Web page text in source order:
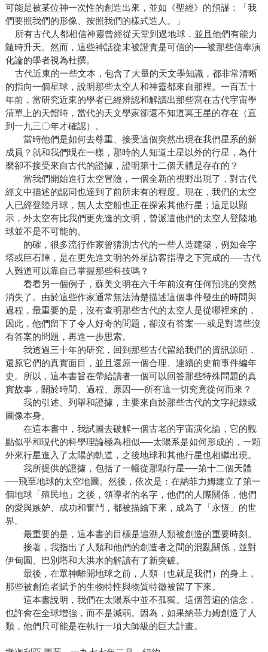
可能是被某位神一次性的創造出來，並如《聖經》的預謀：「我
們要照我們的形像、按照我們的樣式造人。」
所有古代人都相信神靈曾經從天堂到過地球，並且他們有能力
隨時升天。然而，這些神話從未被證實是可信的──被那些信奉演
化論的學者視為杜撰。
古代近東的一些文本，包含了大量的天文學知識，都非常清晰
的指向一個星球，說明那些太空人和神靈都來自那裡。一百五十
年前，當研究近東的學者已經辨認和解讀出那些寫在古代宇宙學
清單上的天體時，當代的天文學家卻還不知道冥王星的存在（直
到一九三〇年才確認）。
當時他們是如何去尊重、接受這個突然出現在我們星系的新
成員？就和我們現在一樣，那時的人知道土星以外的行星，為什
麼卻不接受來自古代的證據，證明第十二個天體是存在的？
當我們開始進行太空冒險，一個全新的視野出現了，對古代
經文中描述的認同也達到了前所未有的程度。現在，我們的太空
人已經登陸月球，無人太空船也正在探索其他行星；這足以顯
示，外太空有比我們更先進的文明，曾派遣他們的太空人登陸地
球並不是不可能的。
的確，很多流行作家曾猜測古代的一些人造建築，例如金字
塔或巨石陣，是在更先進文明的外星訪客指導之下完成的──古代
人難道可以靠自己掌握那些科技嗎？
看看另一個例子，蘇美文明在六千年前沒有任何預兆的突然
消失了。由於這些作家通常無法清楚描述這個事件發生的時間與
過程，最重要的是，沒有查明那些古代的太空人是從哪裡來的，
因此，他們留下了令人好奇的問題，卻沒有答案──或是對這些沒
有答案的問題，再進一步思索。
我透過三十年的研究，回到那些古代留給我們的資訊源頭，
還原它們的真實面目，並且還原一個合理、連續的史前事件編年
史。所以，這本書旨在帶給讀者一個可以回答那些特殊問題的真
實故事，關於時間、過程、原因──所有這一切究竟從何而來？
我的引述、列舉和證據，主要來自於那些古代的文字紀錄或
圖像本身。
在這本書中，我試圖去破解一個古老的宇宙演化論，它的觀
點似乎和現代的科學理論極為相似──太陽系是如何形成的，一顆
外來行星進入了太陽的軌道，之後地球和其他行星也相繼出現。
我所提供的證據，包括了一幅從那顆行星──第十二個天體
──飛至地球的太空地圖。然後，依次是：在納菲力姆建立了第一
個地球「殖民地」之後，領導者的名字，他們的人際關係，他們
的愛與嫉妒、成功和奮鬥，都被描繪下來，成為了「永恆」的世
界。
最重要的是，這本書的目標是追溯人類被創造的重要時刻。
接著，我指出了人類和他們的創造者之間的混亂關係，並對
伊甸園、巴別塔和大洪水的解讀有了新突破。
最後，在眾神離開地球之前，人類（也就是我們）的身上，
那些被創造者賦予的生物特性與物質特徵被留了下來。
這本書說明，我們在太陽系中並不孤獨。這個普遍的信念，
也許會在全球增強，而不是減弱。因為，如果納菲力姆創造了人
類，他們只可能是在執行一項大師級的巨大計畫。